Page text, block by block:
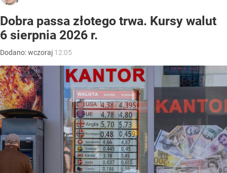
Dobra passa złotego trwa. Kursy walut
6 sierpnia 2026 r.
Dodano:wczoraj 12:05